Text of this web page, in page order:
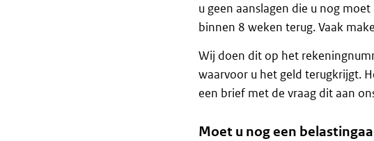
u geen aanslagen die u nog
binnen 8 weken terug. Vaak
Wij doen dit op het
waarvoor u het geld terugkrijgt.
een brief met de vraag dit aan
Moet u nog een